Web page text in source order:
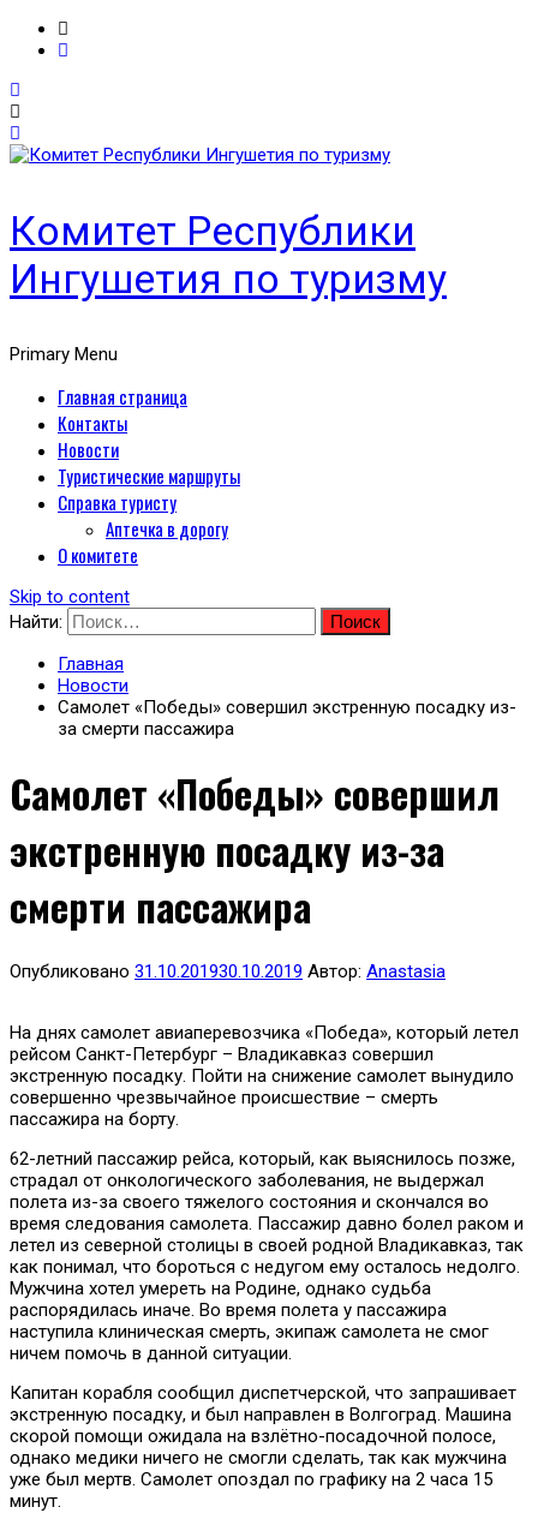
Комитет Республики
Ингушетия по туризму
Primary Menu
Главная страница
Контакты
Новости
Туристические маршруты
Справка туристу
Аптечка в дорогу
О комитете
Skip to content
Найти:
Главная
Новости
Самолет «Победы» совершил экстренную посадку из-
за смерти пассажира
Самолет «Победы» совершил
экстренную посадку из-за
смерти пассажира
Опубликовано 31.10.201930.10.2019 Автор: Anastasia
На днях самолет авиаперевозчика «Победа», который летел
рейсом Санкт-Петербург – Владикавказ совершил
экстренную посадку. Пойти на снижение самолет вынудило
совершенно чрезвычайное происшествие – смерть
пассажира на борту.
62-летний пассажир рейса, который, как выяснилось позже,
страдал от онкологического заболевания, не выдержал
полета из-за своего тяжелого состояния и скончался во
время следования самолета. Пассажир давно болел раком и
летел из северной столицы в своей родной Владикавказ, так
как понимал, что бороться с недугом ему осталось недолго.
Мужчина хотел умереть на Родине, однако судьба
распорядилась иначе. Во время полета у пассажира
наступила клиническая смерть, экипаж самолета не смог
ничем помочь в данной ситуации.
Капитан корабля сообщил диспетчерской, что запрашивает
экстренную посадку, и был направлен в Волгоград. Машина
скорой помощи ожидала на взлётно-посадочной полосе,
однако медики ничего не смогли сделать, так как мужчина
уже был мертв. Самолет опоздал по графику на 2 часа 15
минут.